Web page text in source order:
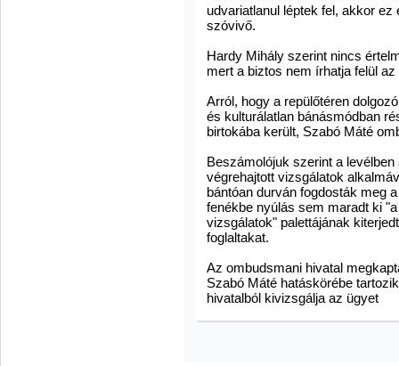
udvariatlanul léptek fel, akkor
szóvivő.
Hardy Mihály szerint nincs
mert a biztos nem írhatja felül
Arról, hogy a repülőtéren
és kulturálatlan bánásmódban
birtokába került, Szabó Máté
Beszámolójuk szerint a
végrehajtott vizsgálatok
bántóan durván fogdosták meg
fenékbe nyúlás sem maradt ki
vizsgálatok" palettájának
foglaltakat.
Az ombudsmani hivatal
Szabó Máté hatáskörébe
hivatalból kivizsgálja az ügyet